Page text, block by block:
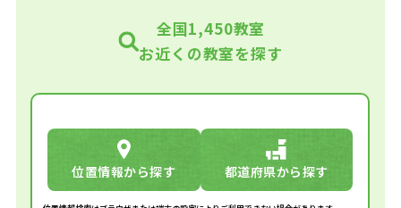
全国1,450教室
お近くの教室を探す
位置情報から探す 都道府県から探す